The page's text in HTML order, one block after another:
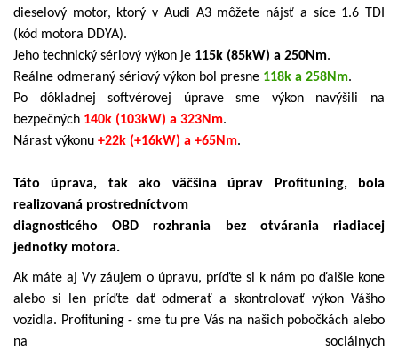
dieselový motor, ktorý v Audi A3 môžete nájsť a síce 1.6 TDI
(kód motora DDYA).
Jeho technický sériový výkon je 115k (85kW) a 250Nm.
Reálne odmeraný sériový výkon bol presne 118k a 258Nm.
Po dôkladnej softvérovej úprave sme výkon navýšili na
bezpečných 140k (103kW) a 323Nm.
Nárast výkonu +22k (+16kW) a +65Nm.
Táto úprava, tak ako väčšina úprav Profituning, bola
realizovaná prostredníctvom
diagnosticého OBD rozhrania bez otvárania riadiacej
jednotky motora.
Ak máte aj Vy záujem o úpravu, príďte si k nám po ďalšie kone
alebo si len príďte dať odmerať a skontrolovať výkon Vášho
vozidla. Profituning - sme tu pre Vás na našich pobočkách alebo
na sociálnych